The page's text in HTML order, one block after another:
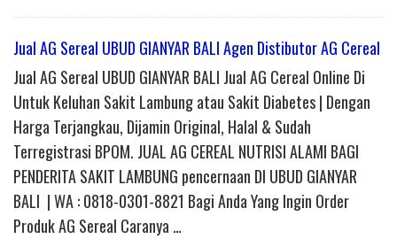
Jual AG Sereal UBUD GIANYAR BALI Agen Distibutor AG Cereal
Jual AG Sereal UBUD GIANYAR BALI Jual AG Cereal Online Di
Untuk Keluhan Sakit Lambung atau Sakit Diabetes | Dengan
Harga Terjangkau, Dijamin Original, Halal & Sudah
Terregistrasi BPOM. JUAL AG CEREAL NUTRISI ALAMI BAGI
PENDERITA SAKIT LAMBUNG pencernaan DI UBUD GIANYAR
BALI | WA : 0818-0301-8821 Bagi Anda Yang Ingin Order
Produk AG Sereal Caranya …